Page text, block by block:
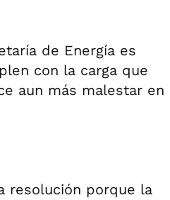
de Energía es
con la carga que
aun más malestar en
resolución porque la